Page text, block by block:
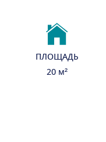
ПЛОЩАДЬ
20 м²